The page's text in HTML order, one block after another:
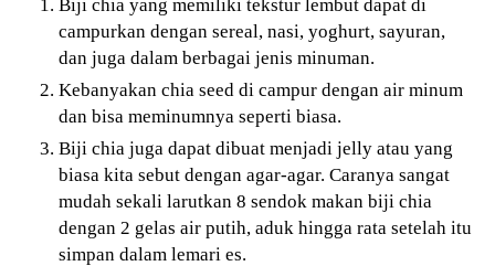
Biji chia yang memiliki tekstur lembut dapat di
campurkan dengan sereal, nasi, yoghurt, sayuran,
dan juga dalam berbagai jenis minuman.
Kebanyakan chia seed di campur dengan air minum
dan bisa meminumnya seperti biasa.
Biji chia juga dapat dibuat menjadi jelly atau yang
biasa kita sebut dengan agar-agar. Caranya sangat
mudah sekali larutkan 8 sendok makan biji chia
dengan 2 gelas air putih, aduk hingga rata setelah itu
simpan dalam lemari es.